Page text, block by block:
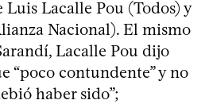
Lacalle Pou (Todos) y
Nacional). El mismo
Lacalle Pou dijo
“poco contundente” y no
haber sido”;